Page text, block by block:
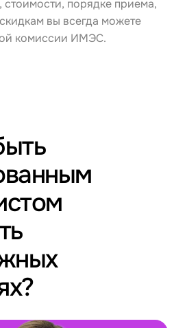
порядке приема,
вы всегда можете
комиссии ИМЭС.